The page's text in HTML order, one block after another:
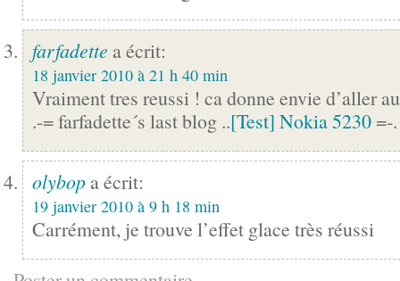
farfadette a écrit:
18 janvier 2010 à 21 h 40 min
Vraiment tres reussi ! ca donne envie d’aller
.-= farfadette´s last blog ..[Test] Nokia 5230 =-.
olybop a écrit:
19 janvier 2010 à 9 h 18 min
Carrément, je trouve l’effet glace très réussi